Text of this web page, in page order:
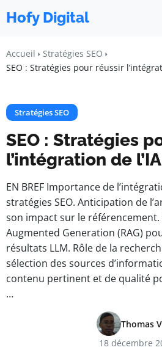
Hofy Digital
Accueil
Stratégies SEO
SEO : Stratégies pour réussir
Stratégies SEO
SEO : Stratégies
l’intégration de
EN BREF Importance de
stratégies SEO. Anticipation de
son impact sur le référencement.
Augmented Generation (RAG)
résultats LLM. Rôle de la
sélection des sources
contenu pertinent et de qualité
…
Thomas
18 décembre